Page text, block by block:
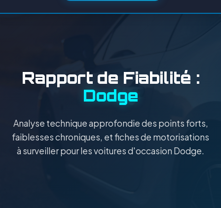
Rapport de Fiabilité :
Dodge
Analyse technique approfondie des points forts,
faiblesses chroniques, et fiches de motorisations
à surveiller pour les voitures d'occasion Dodge.